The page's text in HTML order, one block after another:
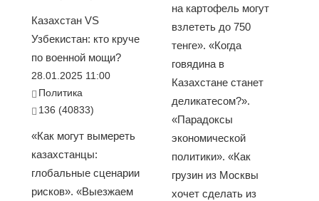
Казахстан VS
Узбекистан: кто круче
по военной мощи?
28.01.2025 11:00
Политика
136 (40833)
«Как могут вымереть
казахстанцы:
глобальные сценарии
рисков». «Выезжаем
на картофель могут
взлететь до 750
тенге». «Когда
говядина в
Казахстане станет
деликатесом?».
«Парадоксы
экономической
политики». «Как
грузин из Москвы
хочет сделать из